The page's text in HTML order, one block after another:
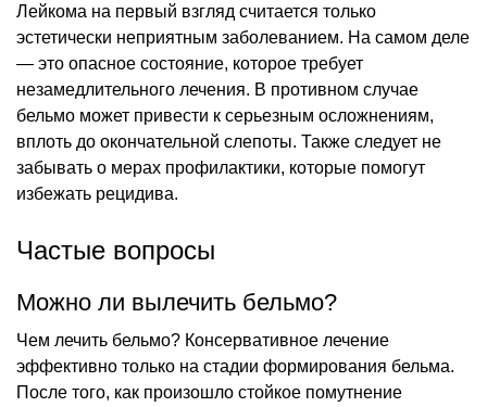
Лейкома на первый взгляд считается только
эстетически неприятным заболеванием. На самом деле
— это опасное состояние, которое требует
незамедлительного лечения. В противном случае
бельмо может привести к серьезным осложнениям,
вплоть до окончательной слепоты. Также следует не
забывать о мерах профилактики, которые помогут
избежать рецидива.
Частые вопросы
Можно ли вылечить бельмо?
Чем лечить бельмо? Консервативное лечение
эффективно только на стадии формирования бельма.
После того, как произошло стойкое помутнение